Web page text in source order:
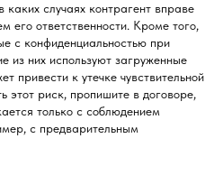
каких случаях контрагент вправе
его ответственности. Кроме того,
с конфиденциальностью при
из них используют загруженные
привести к утечке чувствительной
этот риск, пропишите в договоре,
только с соблюдением
с предварительным